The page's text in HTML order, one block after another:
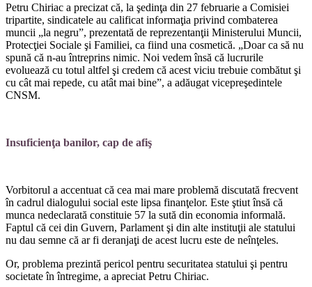
Petru Chiriac a precizat că, la şedinţa din 27 februarie a Co­misiei
tripartite, sindicatele au calificat informaţia privind com­baterea
muncii „la negru”, pre­zentată de reprezentanţii Minis­terului Muncii,
Protecţiei Sociale şi Familiei, ca fiind una cosmeti­că. „Doar ca să nu
spună că n-au întreprins nimic. Noi vedem însă că lucrurile
evoluează cu totul altfel şi credem că acest viciu tre­buie combătut şi
cu cât mai repe­de, cu atât mai bine”, a adăugat vicepreşedintele
CNSM.
Insuficienţa banilor, cap de afiş
Vorbitorul a accentuat că cea mai mare problemă discutată frecvent
în cadrul dialogului so­cial este lipsa finanţelor. Este ştiut însă că
munca nedeclarată constituie 57 la sută din econo­mia informală.
Faptul că cei din Guvern, Parlament şi din alte in­stituţii ale statului
nu dau semne că ar fi deranjaţi de acest lucru este de neînţeles.
Or, problema prezintă peri­col pentru securitatea statului şi pentru
societate în întregime, a apreciat Petru Chiriac.